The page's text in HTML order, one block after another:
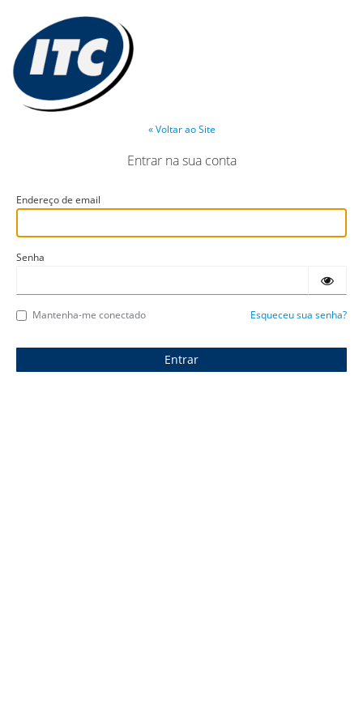
« Voltar ao Site
Entrar na sua conta
Endereço de email
Senha
Mantenha-me conectado Esqueceu sua senha?